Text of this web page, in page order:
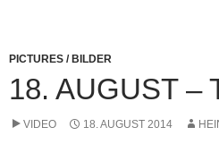
PICTURES / BILDER
18. AUGUST –
VIDEO 18. AUGUST 2014